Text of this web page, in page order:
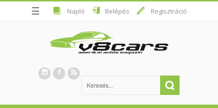
☰ Napló Belépés Regisztráció